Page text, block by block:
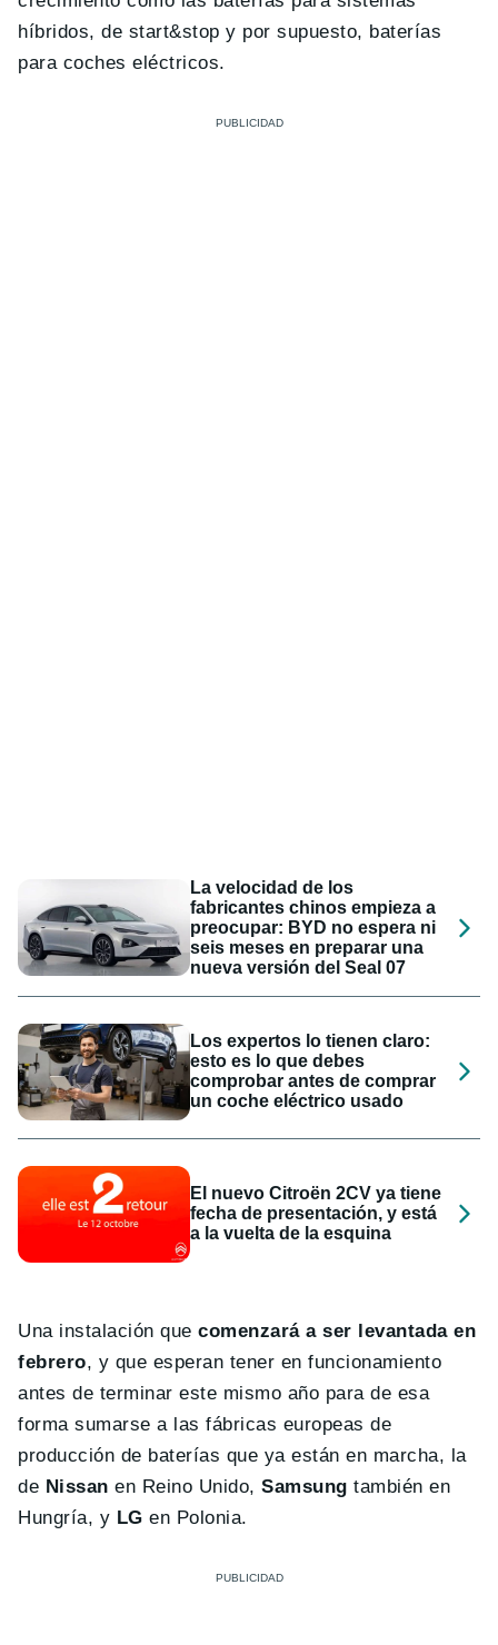
híbridos, de start&stop y por supuesto, baterías
para coches eléctricos.
La velocidad de los
fabricantes chinos empieza a
preocupar: BYD no espera ni
seis meses en preparar una
nueva versión del Seal 07
Los expertos lo tienen claro:
esto es lo que debes
comprobar antes de comprar
un coche eléctrico usado
El nuevo Citroën 2CV ya tiene
fecha de presentación, y está
a la vuelta de la esquina
Una instalación quecomenzará a ser levantada en
febrero, y que esperan tener en funcionamiento
antes de terminar este mismo año para de esa
forma sumarse a las fábricas europeas de
producción de baterías que ya están en marcha, la
de Nissan en Reino Unido,Samsung también en
Hungría, y LG en Polonia.